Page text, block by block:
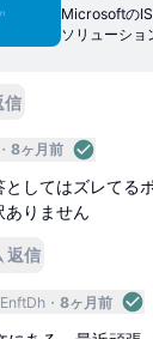
ニアリング
様の開発チ
ティスト、
中です。我
応募をお待
http://
Microsoftの
ソリューショ
ィスト、
我こそはとい
しております。 http://aka.ms/
obsjapan
信
8ヶ月前
としてはズレてる
ありません
返信
EnftDh 8ヶ月前